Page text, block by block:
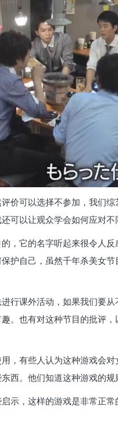
价可以选择不参加，我们
可以让观众学会如何应对不
，它的名字听起来很令人
护自己，虽然千年杀美女
行课外活动，如果我们要
。也有对这种节目的批评
，有些人认为这种游戏会
西。他们知道这种游戏的规
示，这样的游戏是非常正常